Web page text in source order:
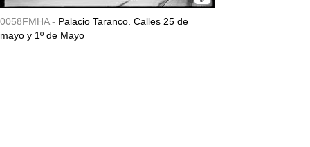
0058FMHA - Palacio Taranco. Calles 25 de
mayo y 1º de Mayo